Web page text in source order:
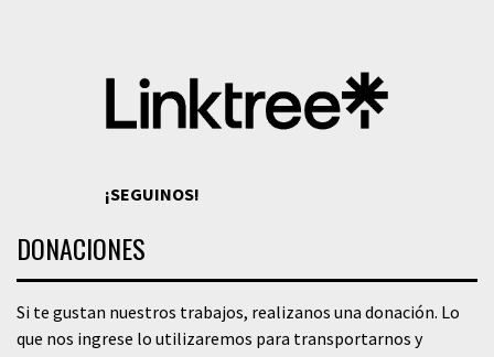
¡SEGUINOS!
DONACIONES
Si te gustan nuestros trabajos, realizanos una donación. Lo
que nos ingrese lo utilizaremos para transportarnos y